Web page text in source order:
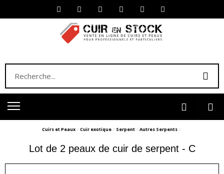
Cuirs et Peaux Cuir exotique Serpent Autres Serpents
Lot de 2 peaux de cuir de serpent - C